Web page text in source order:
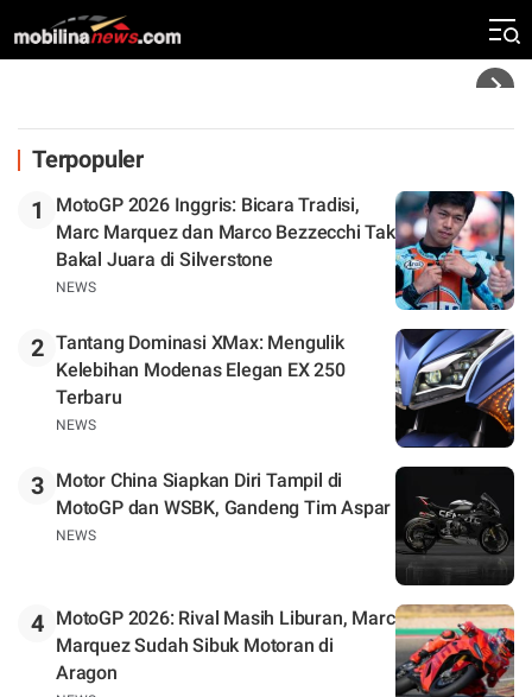
Silverstone. Seri Selanjutnya Belum Jelas
Terpopuler
1
MotoGP 2026 Inggris: Bicara Tradisi,
Marc Marquez dan Marco Bezzecchi Tak
Bakal Juara di Silverstone
NEWS
2 Tantang Dominasi XMax: Mengulik
Kelebihan Modenas Elegan EX 250
Terbaru
NEWS
3
Motor China Siapkan Diri Tampil di
MotoGP dan WSBK, Gandeng Tim Aspar
NEWS
4
MotoGP 2026: Rival Masih Liburan, Marc
Marquez Sudah Sibuk Motoran di
Aragon